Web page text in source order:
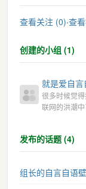
查看关注 (0)·查
创建的小组 (1)
就是爱自言
很多时候觉
联网的洪潮
发布的话题 (4)
组长的自言自语壁